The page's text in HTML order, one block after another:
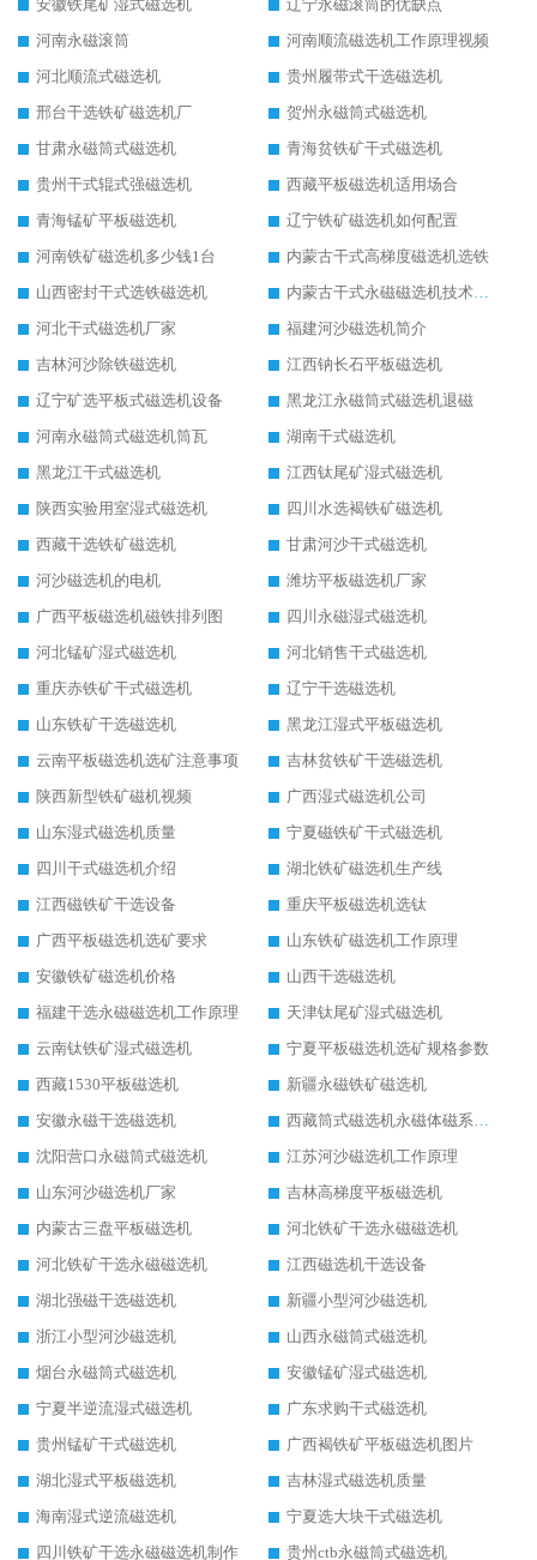
安徽铁尾矿湿式磁选机
辽宁永磁滚筒的优缺点
河南永磁滚筒
河南顺流磁选机工作原理视频
河北顺流式磁选机
贵州履带式干选磁选机
邢台干选铁矿磁选机厂
贺州永磁筒式磁选机
甘肃永磁筒式磁选机
青海贫铁矿干式磁选机
贵州干式辊式强磁选机
西藏平板磁选机适用场合
青海锰矿平板磁选机
辽宁铁矿磁选机如何配置
河南铁矿磁选机多少钱1台
内蒙古干式高梯度磁选机选铁
山西密封干式选铁磁选机
内蒙古干式永磁磁选机技术要求
河北干式磁选机厂家
福建河沙磁选机简介
吉林河沙除铁磁选机
江西钠长石平板磁选机
辽宁矿选平板式磁选机设备
黑龙江永磁筒式磁选机退磁
河南永磁筒式磁选机筒瓦
湖南干式磁选机
黑龙江干式磁选机
江西钛尾矿湿式磁选机
陕西实验用室湿式磁选机
四川水选褐铁矿磁选机
西藏干选铁矿磁选机
甘肃河沙干式磁选机
河沙磁选机的电机
潍坊平板磁选机厂家
广西平板磁选机磁铁排列图
四川永磁湿式磁选机
河北锰矿湿式磁选机
河北销售干式磁选机
重庆赤铁矿干式磁选机
辽宁干选磁选机
山东铁矿干选磁选机
黑龙江湿式平板磁选机
云南平板磁选机选矿注意事项
吉林贫铁矿干选磁选机
陕西新型铁矿磁机视频
广西湿式磁选机公司
山东湿式磁选机质量
宁夏磁铁矿干式磁选机
四川干式磁选机介绍
湖北铁矿磁选机生产线
江西磁铁矿干选设备
重庆平板磁选机选钛
广西平板磁选机选矿要求
山东铁矿磁选机工作原理
安徽铁矿磁选机价格
山西干选磁选机
福建干选永磁磁选机工作原理
天津钛尾矿湿式磁选机
云南钛铁矿湿式磁选机
宁夏平板磁选机选矿规格参数
西藏1530平板磁选机
新疆永磁铁矿磁选机
安徽永磁干选磁选机
西藏筒式磁选机永磁体磁系设计
沈阳营口永磁筒式磁选机
江苏河沙磁选机工作原理
山东河沙磁选机厂家
吉林高梯度平板磁选机
内蒙古三盘平板磁选机
河北铁矿干选永磁磁选机
河北铁矿干选永磁磁选机
江西磁选机干选设备
湖北强磁干选磁选机
新疆小型河沙磁选机
浙江小型河沙磁选机
山西永磁筒式磁选机
烟台永磁筒式磁选机
安徽锰矿湿式磁选机
宁夏半逆流湿式磁选机
广东求购干式磁选机
贵州锰矿干式磁选机
广西褐铁矿平板磁选机图片
湖北湿式平板磁选机
吉林湿式磁选机质量
海南湿式逆流磁选机
宁夏选大块干式磁选机
四川铁矿干选永磁磁选机制作
贵州ctb永磁筒式磁选机